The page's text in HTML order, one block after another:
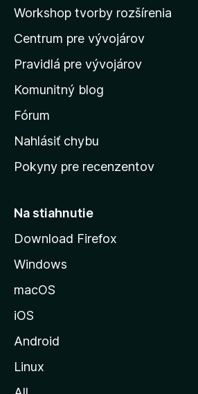
d
o
m
v
s
k
s
r
n
k
o
z
Workshop tvorby rozšírenia
Centrum pre vývojárov
Pravidlá pre vývojárov
Komunitný blog
Fórum
Nahlásiť chybu
Pokyny pre recenzentov
Na stiahnutie
Download Firefox
Windows
macOS
iOS
Android
Linux